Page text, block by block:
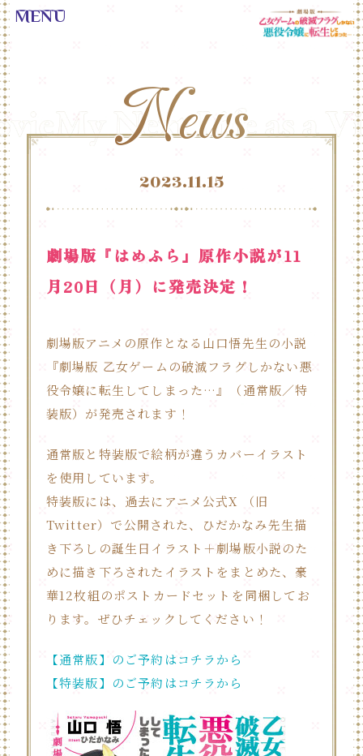
Home
News
Character
Blu-ray
Books
Music
Novelty
Goods
Special
Theater
SNS
News
News
2023.11.15
劇場版『はめふら』原作小説が11
月20日（月）に発売決定！
劇場版アニメの原作となる山口悟先生の小説
『劇場版 乙女ゲームの破滅フラグしかない悪
役令嬢に転生してしまった…』（通常版／特
装版）が発売されます！
通常版と特装版で絵柄が違うカバーイラスト
を使用しています。
特装版には、過去にアニメ公式X （旧
Twitter）で公開された、ひだかなみ先生描
き下ろしの誕生日イラスト＋劇場版小説のた
めに描き下ろされたイラストをまとめた、豪
華12枚組のポストカードセットを同梱してお
ります。ぜひチェックしてください！
【通常版】のご予約はコチラから
【特装版】のご予約はコチラから